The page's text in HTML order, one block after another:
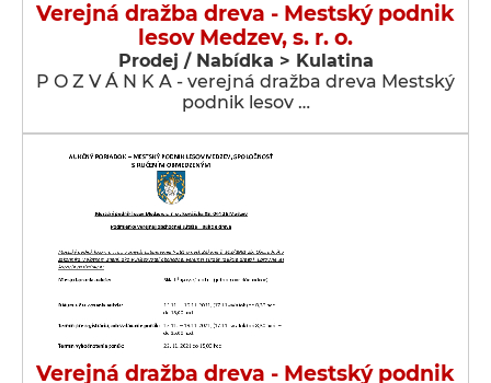
Verejná dražba dreva - Mestský podnik
lesov Medzev, s. r. o.
Prodej / Nabídka > Kulatina
P O Z V Á N K A - verejná dražba dreva Mestský
podnik lesov …
Verejná dražba dreva - Mestský podnik